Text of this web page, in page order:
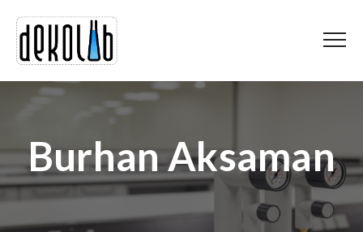
Burhan Aksaman